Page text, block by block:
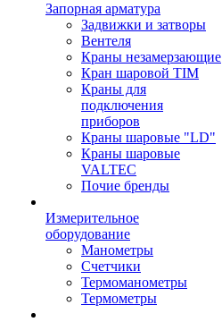
Запорная арматура
Задвижки и затворы
Вентеля
Краны незамерзающие
Кран шаровой TIM
Краны для
подключения
приборов
Краны шаровые "LD"
Краны шаровые
VALTEC
Почие бренды
Измерительное
оборудование
Манометры
Счетчики
Термоманометры
Термометры